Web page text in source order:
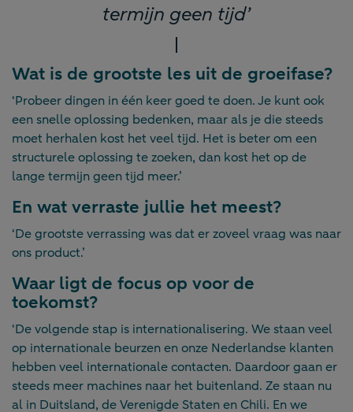
termijn geen tijd’
Wat is de grootste les uit de groeifase?
‘Probeer dingen in één keer goed te doen. Je kunt ook
een snelle oplossing bedenken, maar als je die steeds
moet herhalen kost het veel tijd. Het is beter om een
structurele oplossing te zoeken, dan kost het op de
lange termijn geen tijd meer.’
En wat verraste jullie het meest?
‘De grootste verrassing was dat er zoveel vraag was naar
ons product.’
Waar ligt de focus op voor de
toekomst?
‘De volgende stap is internationalisering. We staan veel
op internationale beurzen en onze Nederlandse klanten
hebben veel internationale contacten. Daardoor gaan er
steeds meer machines naar het buitenland. Ze staan nu
al in Duitsland, de Verenigde Staten en Chili. En we